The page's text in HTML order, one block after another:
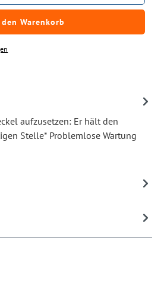
Warenkorb
aufzusetzen: Er hält den
Stelle* Problemlose Wartung